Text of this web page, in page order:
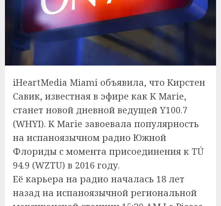
iHeartMedia Miami объявила, что Кирстен
Савик, известная в эфире как K Marie,
станет новой дневной ведущей Y100.7
(WHYI). K Marie завоевала популярность
на испаноязычном радио Южной
Флориды с момента присоединения к TÚ
94.9 (WZTU) в 2016 году.
Её карьера на радио началась 18 лет
назад на испаноязычной региональной